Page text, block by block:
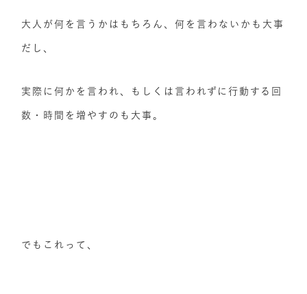
大人が何を言うかはもちろん、何を言わないかも大事
だし、
実際に何かを言われ、もしくは言われずに行動する回
数・時間を増やすのも大事。
でもこれって、